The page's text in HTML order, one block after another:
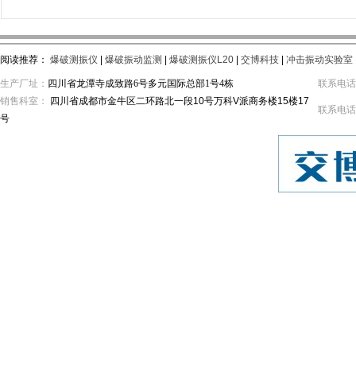
阅读推荐： 爆破测振仪 爆破振动监测 爆破测振仪L20 交博科技 冲击振动实验室
生产厂址： 四川省龙潭寺成致路6号多元国际总部1号4栋
联系电
销售科室：
四川省成都市金牛区二环路北一段10号万科V派商务楼15楼17
号
联系电